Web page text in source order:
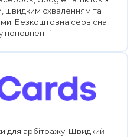
схваленням та
Безкоштовна сервісна
поповненні
для арбітражу. Швидкий